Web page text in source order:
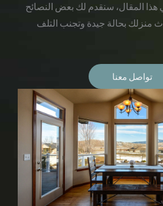
هذا المقال، سنقدم لك بعض النصائح
تواصل معنا